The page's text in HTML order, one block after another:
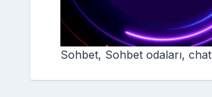
Sohbet, Sohbet odaları, chat